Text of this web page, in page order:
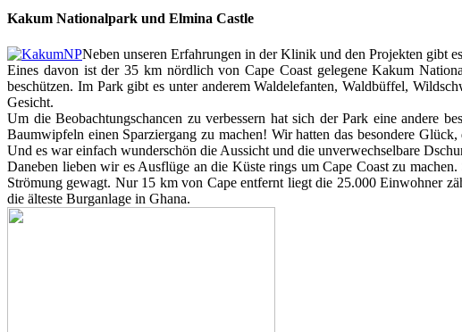
Kakum Nationalpark und Elmina Castle
Neben unseren Erfahrungen in der Klinik und den Projekten gibt
Eines davon ist der 35 km nördlich von Cape Coast gelegene Kakum
beschützen. Im Park gibt es unter anderem Waldelefanten, Waldbüffel,
Gesicht.
Um die Beobachtungschancen zu verbessern hat sich der Park eine andere
Baumwipfeln einen Sparziergang zu machen! Wir hatten das besondere
Und es war einfach wunderschön die Aussicht und die unverwechselbare
Daneben lieben wir es Ausflüge an die Küste rings um Cape Coast zu
Strömung gewagt. Nur 15 km von Cape entfernt liegt die 25.000 Einwohner
die älteste Burganlage in Ghana.